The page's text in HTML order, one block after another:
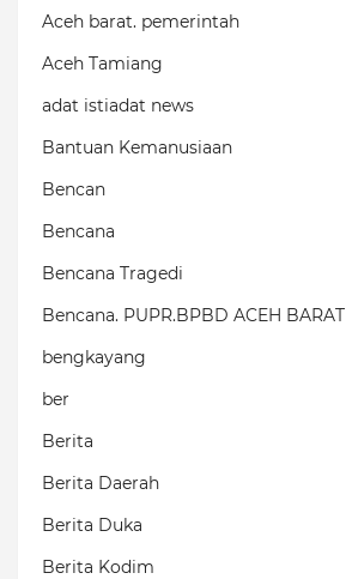
Aceh barat. pemerintah
Aceh Tamiang
adat istiadat news
Bantuan Kemanusiaan
Bencan
Bencana
Bencana Tragedi
Bencana. PUPR.BPBD ACEH BARAT
bengkayang
ber
Berita
Berita Daerah
Berita Duka
Berita Kodim